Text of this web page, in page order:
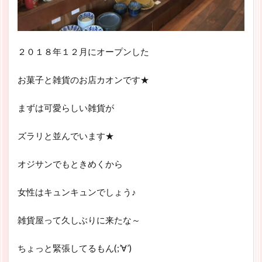
２０１８年１２月にオープンした
お菓子と雑貨のお店カオンです★
まずは可愛らしい雑貨が
ズラリと並んでいます★
オジサンでもときめくから
女性はキュンキュンでしょう♪
雑貨屋って久しぶりに来たな～
ちょっと緊張してるもん(;’∀’)